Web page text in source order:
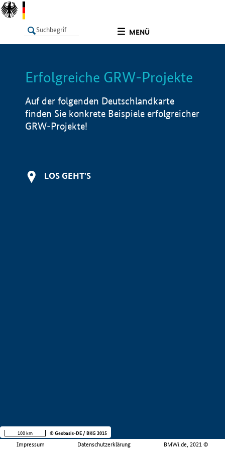
MENÜ
LISTE Info
Erfolgreiche GRW-Projekte
Auf der folgenden Deutschlandkarte
finden Sie konkrete Beispiele erfolgreicher
GRW-Projekte!
LOS GEHT'S
Impressum Datenschutzerklärung BMWi.de, 2021 ©
100 km © Geobasis-DE / BKG 2015